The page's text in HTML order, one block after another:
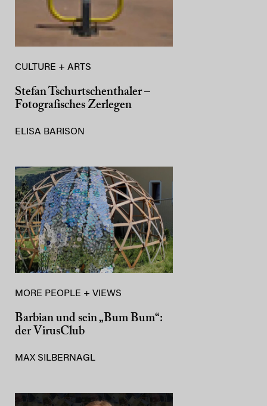
CULTURE + ARTS
Stefan Tschurtschenthaler –
Fotografisches Zerlegen
ELISA BARISON
MORE PEOPLE + VIEWS
Barbian und sein „Bum Bum“:
der VirusClub
MAX SILBERNAGL